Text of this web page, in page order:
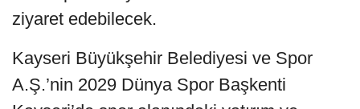
ziyaret edebilecek.
Kayseri Büyükşehir Belediyesi ve Spor
A.Ş.’nin 2029 Dünya Spor Başkenti